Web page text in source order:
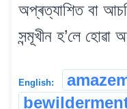
অপ্ৰত্যাশিত বা
সন্মূখীন হ’লে হোৱা
English: